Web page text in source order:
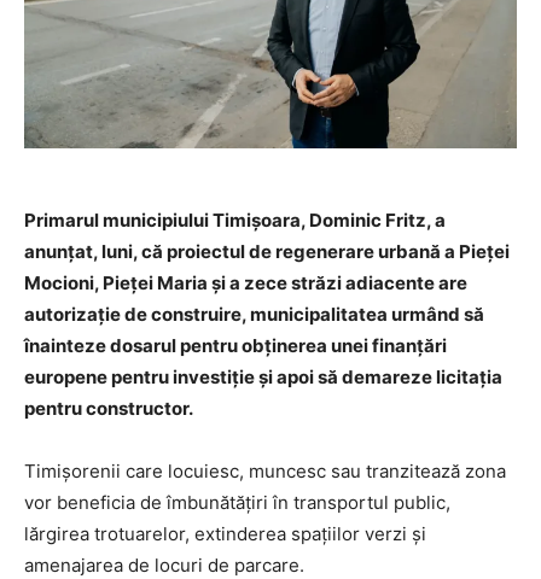
Primarul municipiului Timișoara, Dominic Fritz, a
anunțat, luni, că proiectul de regenerare urbană a Pieței
Mocioni, Pieței Maria și a zece străzi adiacente are
autorizație de construire, municipalitatea urmând să
înainteze dosarul pentru obținerea unei finanțări
europene pentru investiție și apoi să demareze licitația
pentru constructor.
Timișorenii care locuiesc, muncesc sau tranzitează zona
vor beneficia de îmbunătățiri în transportul public,
lărgirea trotuarelor, extinderea spațiilor verzi și
amenajarea de locuri de parcare.